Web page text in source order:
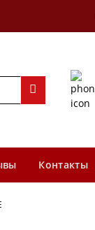
Контакты